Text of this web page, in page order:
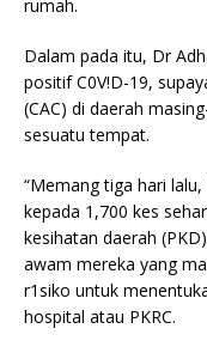
rumah.
Dalam pada itu, Dr
positif C0V!D-19,
(CAC) di daerah
sesuatu tempat.
“Memang tiga hari
kepada 1,700 kes
kesihatan daerah
awam mereka yang
r1siko untuk
hospital atau PKRC.